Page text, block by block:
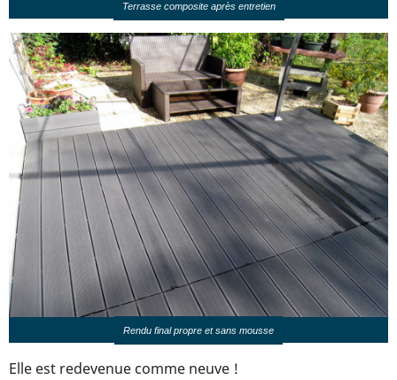
Terrasse composite après entretien
Rendu final propre et sans mousse
Elle est redevenue comme neuve !